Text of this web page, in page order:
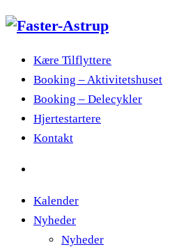
Kære Tilflyttere
Booking – Aktivitetshuset
Booking – Delecykler
Hjertestartere
Kontakt
Kalender
Nyheder
Nyheder